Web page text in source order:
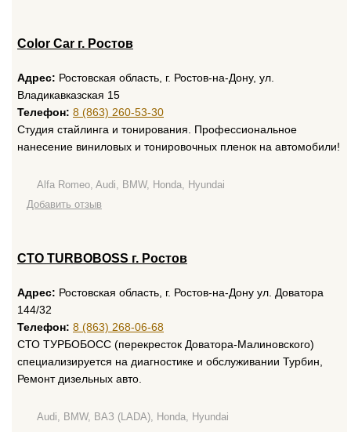
Color Car г. Ростов
Адрес: Ростовская область, г. Ростов-на-Дону, ул.
Владикавказская 15
Телефон: 8 (863) 260-53-30
Студия стайлинга и тонирования. Профессиональное
нанесение виниловых и тонировочных пленок на автомобили!
Alfa Romeo, Audi, BMW, Honda, Hyundai
Добавить отзыв
CTO TURBOBOSS г. Ростов
Адрес: Ростовская область, г. Ростов-на-Дону ул. Доватора
144/32
Телефон: 8 (863) 268-06-68
СТО ТУРБОБОСС (перекресток Доватора-Малиновского)
специализируется на диагностике и обслуживании Турбин,
Ремонт дизельных авто.
Audi, BMW, ВАЗ (LADA), Honda, Hyundai